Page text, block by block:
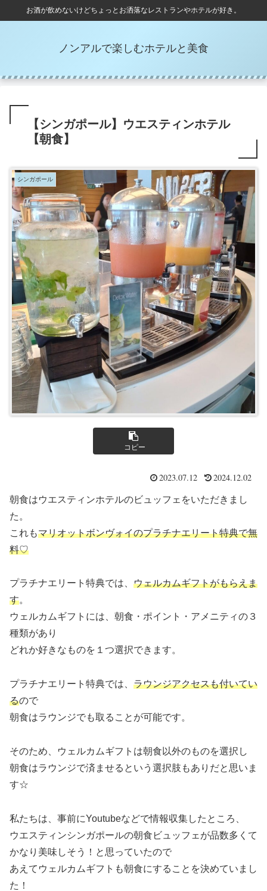
お酒が飲めないけどちょっとお洒落なレストランやホテルが好き。
ノンアルで楽しむホテルと美食
【シンガポール】ウエスティンホテル
【朝食】
シンガポール
コピー
2023.07.12 2024.12.02
朝食はウエスティンホテルのビュッフェをいただきまし
た。
これもマリオットボンヴォイのプラチナエリート特典で無
料♡
プラチナエリート特典では、 ウェルカムギフトがもらえま
す。
ウェルカムギフトには、朝食・ポイント・アメニティの３
種類があり
どれか好きなものを１つ選択できます。
プラチナエリート特典では、 ラウンジアクセスも付いてい
るので
朝食はラウンジでも取ることが可能です。
そのため、ウェルカムギフトは朝食以外のものを選択し
朝食はラウンジで済ませるという選択肢もありだと思いま
す☆
私たちは、事前にYoutubeなどで情報収集したところ、
ウエスティンシンガポールの朝食ビュッフェが品数多くて
かなり美味しそう！と思っていたので
あえてウェルカムギフトも朝食にすることを決めていまし
た！